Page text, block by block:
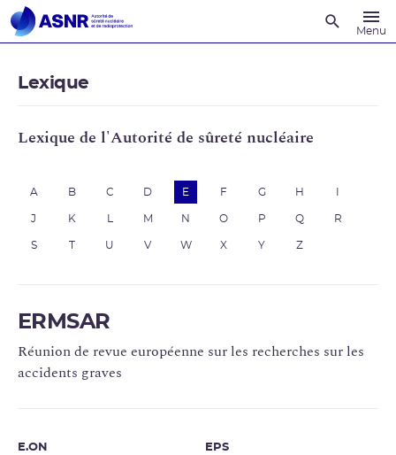
Menu
Lexique
Lexique de l'Autorité de sûreté nucléaire
A B C D E F G H
J K M N O P Q R
S U V W X Y Z
ERMSAR
Réunion de revue européenne sur les recherches sur les
accidents graves
E.ON EPS